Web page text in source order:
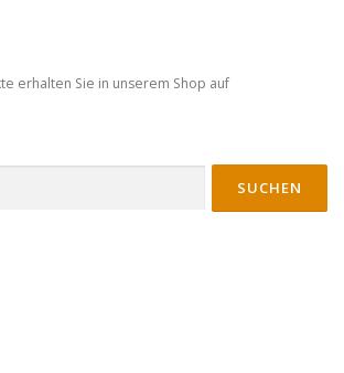
erhalten Sie in unserem Shop auf